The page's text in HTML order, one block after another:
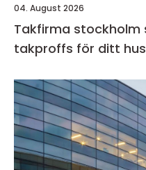
04. August 2026
Takfirma stockholm så väljer du rätt
takproffs för ditt hus